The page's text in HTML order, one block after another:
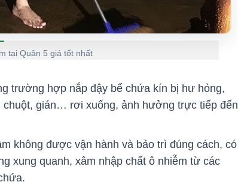
tại Quận 5 giá tốt nhất
trường hợp nắp đậy bể chứa kín bị hư hỏng,
chuột, gián… rơi xuống, ảnh hưởng trực tiếp đến
không được vận hành và bảo trì đúng cách, có
xung quanh, xâm nhập chất ô nhiễm từ các